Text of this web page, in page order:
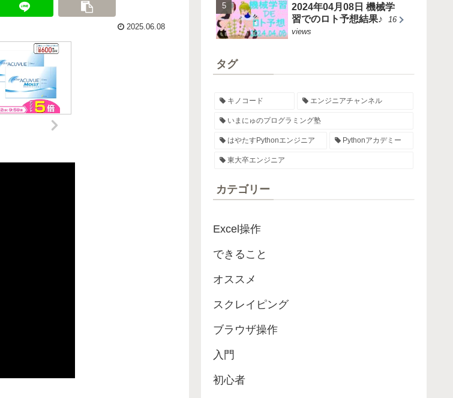
2025.06.08
2024年04月08日 機械学
習でのロト予想結果♪
16
views
タグ
キノコード エンジニアチャンネル
いまにゅのプログラミング塾
はやたすPythonエンジニア Pythonアカデミー
東大卒エンジニア
カテゴリー
Excel操作
できること
オススメ
スクレイピング
ブラウザ操作
入門
初心者